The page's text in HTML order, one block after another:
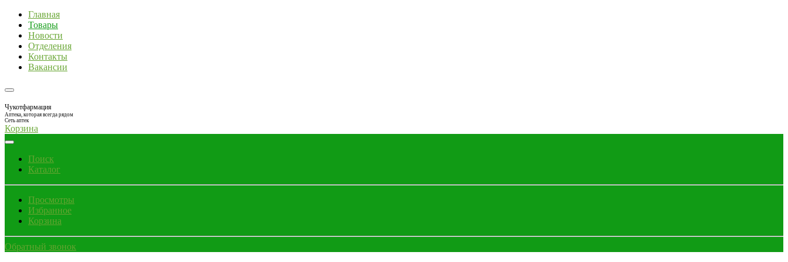
Главная
Товары
Новости
Отделения
Контакты
Вакансии
Чукотфармация
Аптека, которая всегда рядом
Сеть аптек
Корзина
Поиск
Каталог
Просмотры
Избранное
Корзина
Обратный звонок